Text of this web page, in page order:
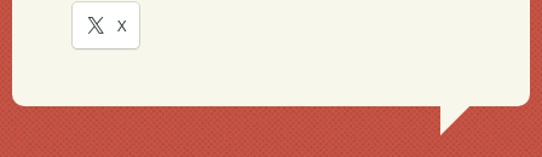
X